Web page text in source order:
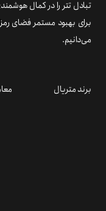
تبادل تتر را در کمال
برای بهبود مستمر فضای
می‌دانیم.
برند متریال